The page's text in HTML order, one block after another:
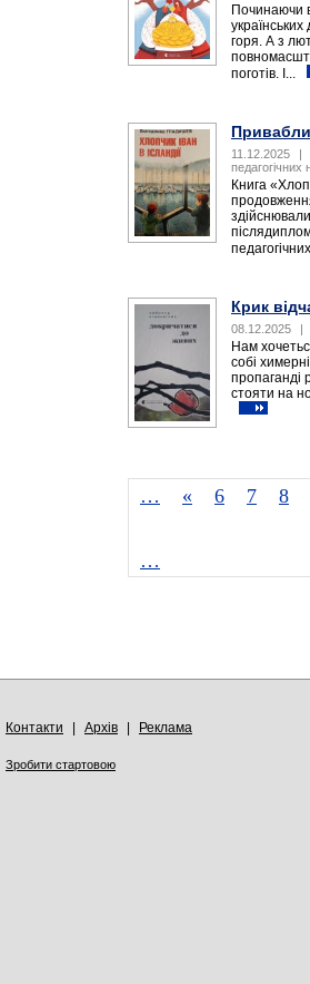
Починаючи
горя. А з
поготів. І...
11.12.2025
|
педагогічних
Книга
Крик
08.12.2025 |
Нам
собі
пропаганді
стояти на
… « 6 7 8
…
Контакти Архів Реклама
Зробити стартовою